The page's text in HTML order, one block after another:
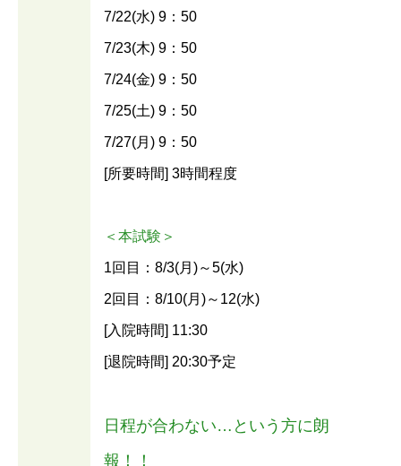
7/22(水) 9：50
7/23(木) 9：50
7/24(金) 9：50
7/25(土) 9：50
7/27(月) 9：50
[所要時間] 3時間程度
＜本試験＞
1回目：8/3(月)～5(水)
2回目：8/10(月)～12(水)
[入院時間] 11:30
[退院時間] 20:30予定
日程が合わない…という方に朗
報！！